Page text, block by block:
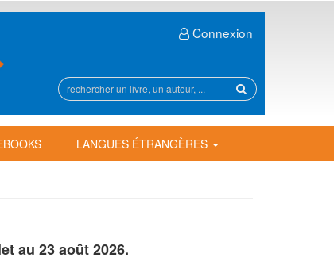
Connexion
sur
site
LANGUES ÉTRANGÈRES
au 23 août 2026.